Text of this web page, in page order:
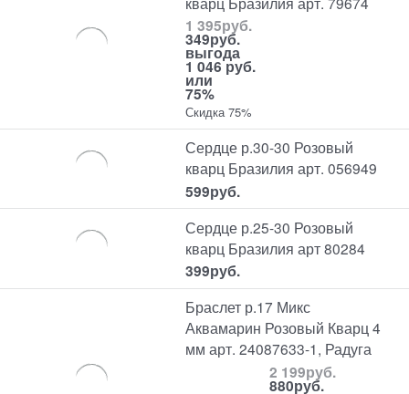
1 395руб.
349руб.
выгода
1 046 руб.
или
75%
Скидка 75%
Сердце р.30-30 Розовый
кварц Бразилия арт. 056949
599руб.
Сердце р.25-30 Розовый
кварц Бразилия арт 80284
399руб.
Браслет р.17 Микс
Аквамарин Розовый Кварц 4
мм арт. 24087633-1, Радуга
2 199руб.
880руб.